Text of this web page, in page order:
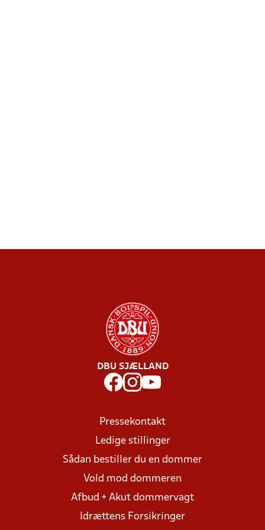
DBU SJÆLLAND
Pressekontakt
Ledige stillinger
Sådan bestiller du en dommer
Vold mod dommeren
Afbud + Akut dommervagt
Idrættens Forsikringer